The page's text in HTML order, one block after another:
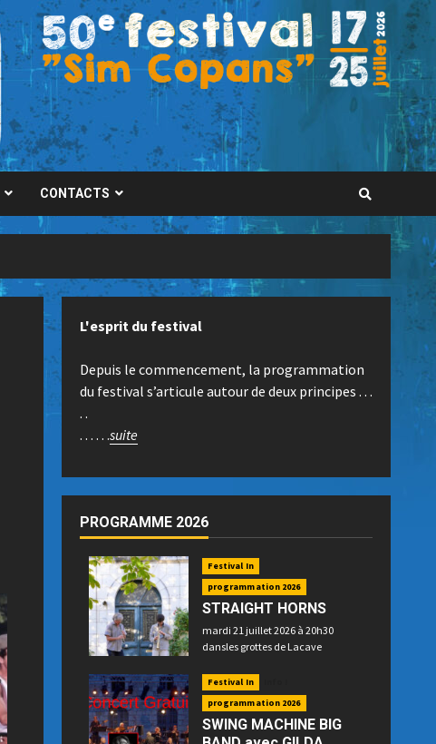
CONTACTS
L'esprit du festival
Depuis le commencement, la programmation
du festival s’articule autour de deux principes . . .
. .
. . . . . .suite
PROGRAMME 2026
Festival In
programmation 2026
STRAIGHT HORNS
mardi 21 juillet 2026 à 20h30
dansles grottes de Lacave
Festival In
programmation 2026
SWING MACHINE BIG